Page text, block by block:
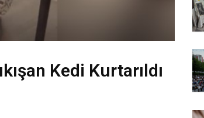
Kedi Kurtarıldı